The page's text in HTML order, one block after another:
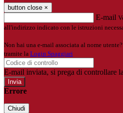
button close ×
E-mail
all'indirizzo indicato con le istruzioni
Non hai una e-mail associata al nome
tramite la Login Spaggiari
E-mail inviata, si prega di controllare
Errore
Chiudi